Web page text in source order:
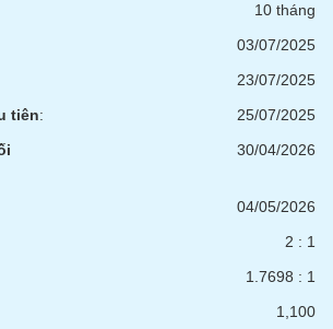
10 tháng
03/07/2025
23/07/2025
tiên:
25/07/2025
30/04/2026
04/05/2026
2 : 1
1.7698 : 1
1,100